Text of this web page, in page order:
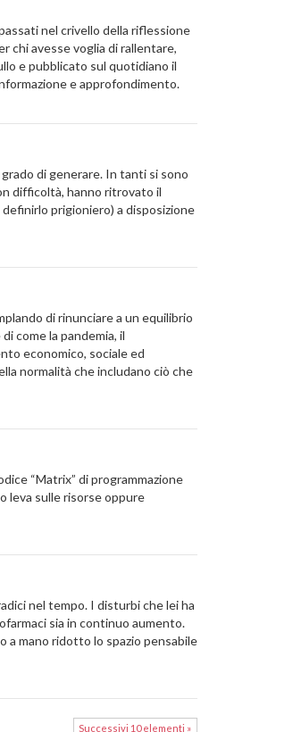
nel crivello della riflessione
chi avesse voglia di rallentare,
e pubblicato sul quotidiano il
e approfondimento.
di generare. In tanti si sono
difficoltà, hanno ritrovato il
prigioniero) a disposizione
di rinunciare a un equilibrio
come la pandemia, il
economico, sociale ed
normalità che includano ciò che
“Matrix” di programmazione
leva sulle risorse oppure
nel tempo. I disturbi che lei ha
sia in continuo aumento.
a mano ridotto lo spazio pensabile
Successivi 10 elementi »